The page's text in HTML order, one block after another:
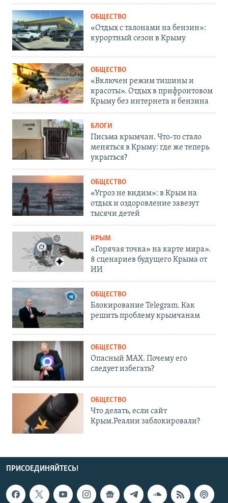
ОБЩЕСТВО
«Отдых с талонами на бензин»:
курортный сезон в Крыму
ОБЩЕСТВО
«Включен режим тишины и
красоты». Отдых в прифронтовом
Крыму без интернета и бензина
БЛОГИ
Письма крымчан. Что-то стало
меняться в Крыму: где же теперь
укрыться?
ОБЩЕСТВО
«Угроз не видим»: в Крым на
отдых и оздоровление завезут
тысячи детей
КРЫМ
«Горячая точка» на карте мира».
8 сценариев будущего Крыма от
ИИ
ОБЩЕСТВО
Блокирование Telegram. Как
решить проблему крымчанам
ОБЩЕСТВО
Опасный MAX. Почему его
следует избегать?
ОБЩЕСТВО
Что делать, если сайт
Крым.Реалии заблокировали?
ПРИСОЕДИНЯЙТЕСЬ!